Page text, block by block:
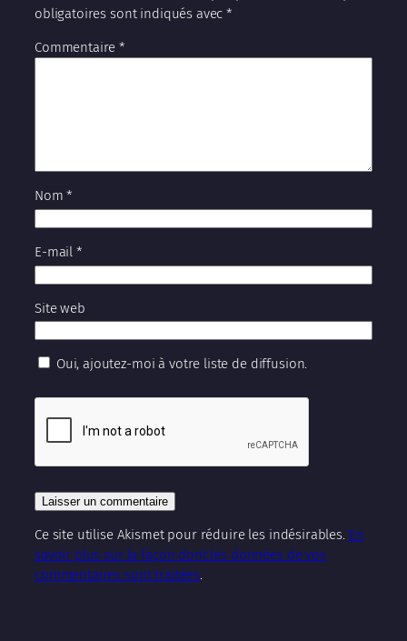
obligatoires sont indiqués avec*
Commentaire*
Nom*
E-mail *
Site web
Oui, ajoutez-moi à votre liste de diffusion.
Ce site utilise Akismet pour réduire les indésirables. En
savoir plus sur la façon dont les données de vos
commentaires sont traitées.